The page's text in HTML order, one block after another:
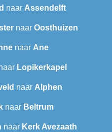
naar Assendelft
naar Oosthuizen
naar Ane
Lopikerkapel
naar Alphen
naar Beltrum
naar Kerk Avezaath